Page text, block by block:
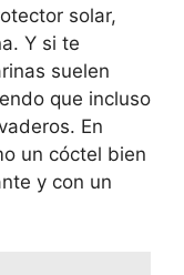
solar,
Y si te
suelen
que incluso
En
un cóctel bien
y con un